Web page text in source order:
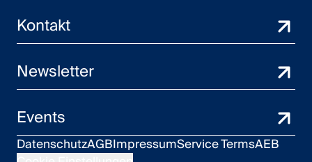
Kontakt
Newsletter
Events
DatenschutzAGBImpressumService TermsAEB